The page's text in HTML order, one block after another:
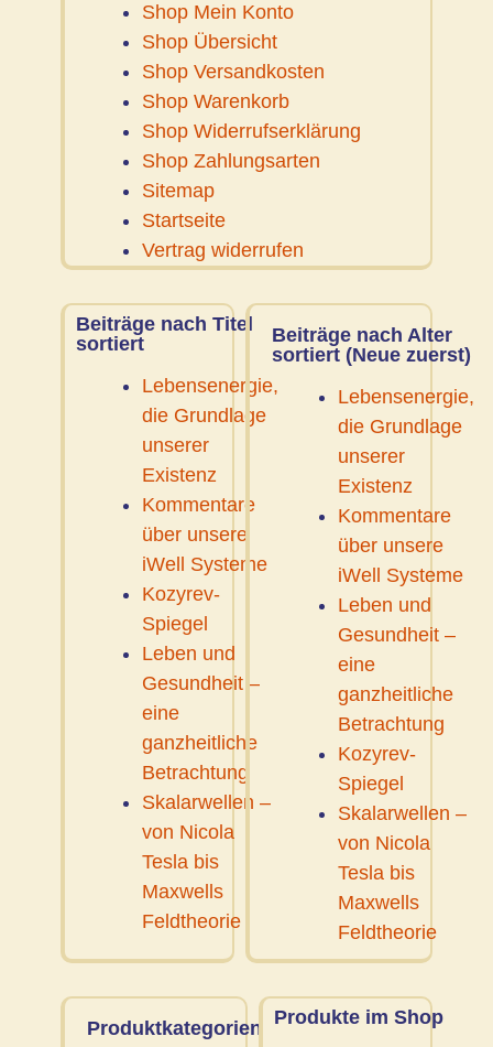
Shop Mein Konto
Shop Übersicht
Shop Versandkosten
Shop Warenkorb
Shop Widerrufserklärung
Shop Zahlungsarten
Sitemap
Startseite
Vertrag widerrufen
Beiträge nach Titel
sortiert
Lebensenergie,
die Grundlage
unserer
Existenz
Kommentare
über unsere
iWell Systeme
Kozyrev-
Spiegel
Leben und
Gesundheit –
eine
ganzheitliche
Betrachtung
Skalarwellen –
von Nicola
Tesla bis
Maxwells
Feldtheorie
Beiträge nach Alter
sortiert (Neue zuerst)
Lebensenergie,
die Grundlage
unserer
Existenz
Kommentare
über unsere
iWell Systeme
Leben und
Gesundheit –
eine
ganzheitliche
Betrachtung
Kozyrev-
Spiegel
Skalarwellen –
von Nicola
Tesla bis
Maxwells
Feldtheorie
Produktkategorien
Produkte im Shop